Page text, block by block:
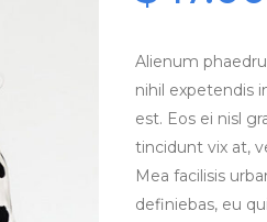
of 5
customer
ratings
Alienum
nihil expetendis
est. Eos ei nisl
tincidunt vix at,
Mea facilisis
definiebas, eu